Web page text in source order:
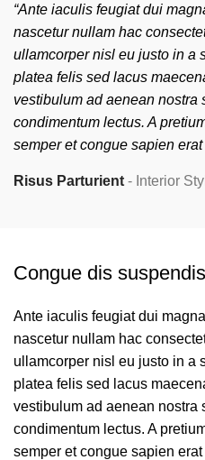
“Ante iaculis feugiat dui
nascetur nullam hac
ullamcorper nisl eu justo in a
platea felis sed lacus
vestibulum ad aenean nostra
condimentum lectus. A
semper et congue sapien
Risus Parturient Interior
Congue dis
Ante iaculis feugiat dui
nascetur nullam hac
ullamcorper nisl eu justo in a
platea felis sed lacus
vestibulum ad aenean nostra
condimentum lectus. A
semper et congue sapien